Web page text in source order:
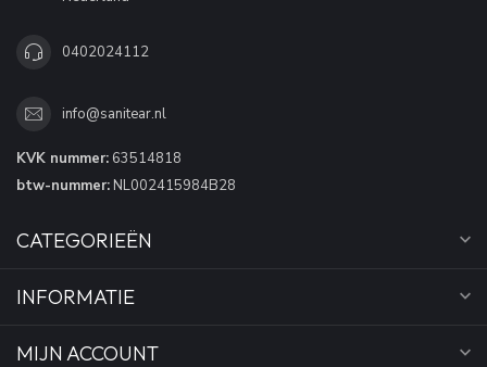
0402024112
info@sanitear.nl
KVK nummer: 63514818
btw-nummer: NL002415984B28
CATEGORIEËN
INFORMATIE
MIJN ACCOUNT